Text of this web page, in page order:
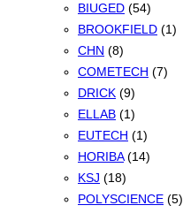
BIUGED (54)
BROOKFIELD (1)
CHN (8)
COMETECH (7)
DRICK (9)
ELLAB (1)
EUTECH (1)
HORIBA (14)
KSJ (18)
POLYSCIENCE (5)